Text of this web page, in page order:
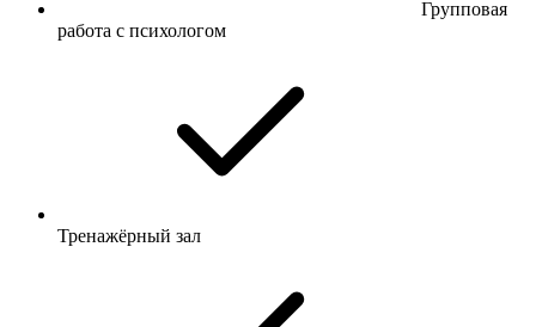
Групповая
работа с психологом
Тренажёрный зал